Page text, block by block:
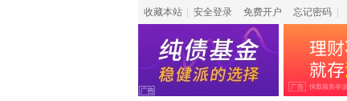
收藏本站 安全登录 免费开户 忘记密码